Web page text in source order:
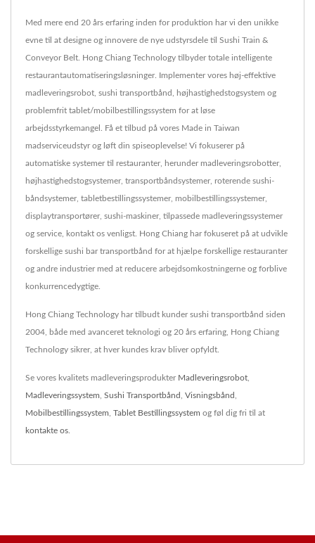
Med mere end 20 års erfaring inden for produktion har vi den unikke
evne til at designe og innovere de nye udstyrsdele til Sushi Train &
Conveyor Belt. Hong Chiang Technology tilbyder totale intelligente
restaurantautomatiseringsløsninger. Implementer vores høj-effektive
madleveringsrobot, sushi transportbånd, højhastighedstogsystem og
problemfrit tablet/mobilbestillingssystem for at løse
arbejdsstyrkemangel. Få et tilbud på vores Made in Taiwan
madserviceudstyr og løft din spiseoplevelse! Vi fokuserer på
automatiske systemer til restauranter, herunder madleveringsrobotter,
højhastighedstogsystemer, transportbåndsystemer, roterende sushi-
båndsystemer, tabletbestillingssystemer, mobilbestillingssystemer,
displaytransportører, sushi-maskiner, tilpassede madleveringssystemer
og service, kontakt os venligst. Hong Chiang har fokuseret på at udvikle
forskellige sushi bar transportbånd for at hjælpe forskellige restauranter
og andre industrier med at reducere arbejdsomkostningerne og forblive
konkurrencedygtige.
Hong Chiang Technology har tilbudt kunder sushi transportbånd siden
2004, både med avanceret teknologi og 20 års erfaring, Hong Chiang
Technology sikrer, at hver kundes krav bliver opfyldt.
Se vores kvalitets madleveringsprodukter Madleveringsrobot
Madleveringssystem Sushi Transportbånd Visningsbånd
Mobilbestillingssystem Tablet Bestillingssystem og føl dig fri til at
kontakte os